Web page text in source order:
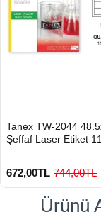
GÖNDERİ
Tanex TW-2044
Şeffaf Laser Etiket
672,00TL 744,00TL
Ürünü